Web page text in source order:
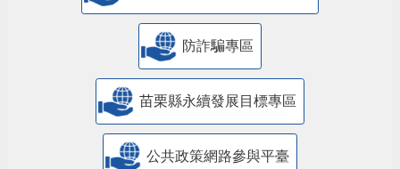
防詐騙專區
苗栗縣永續發展目標專區
公共政策網路參與平臺